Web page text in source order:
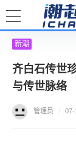
新潮
齐白石传世
与传世脉络
管理员 / 07-